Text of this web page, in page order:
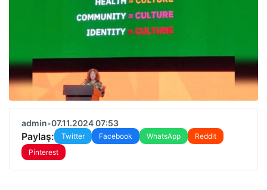
admin•07.11.2024 07:53
Paylaş: Twitter Facebook WhatsApp
Reddit
Pinterest